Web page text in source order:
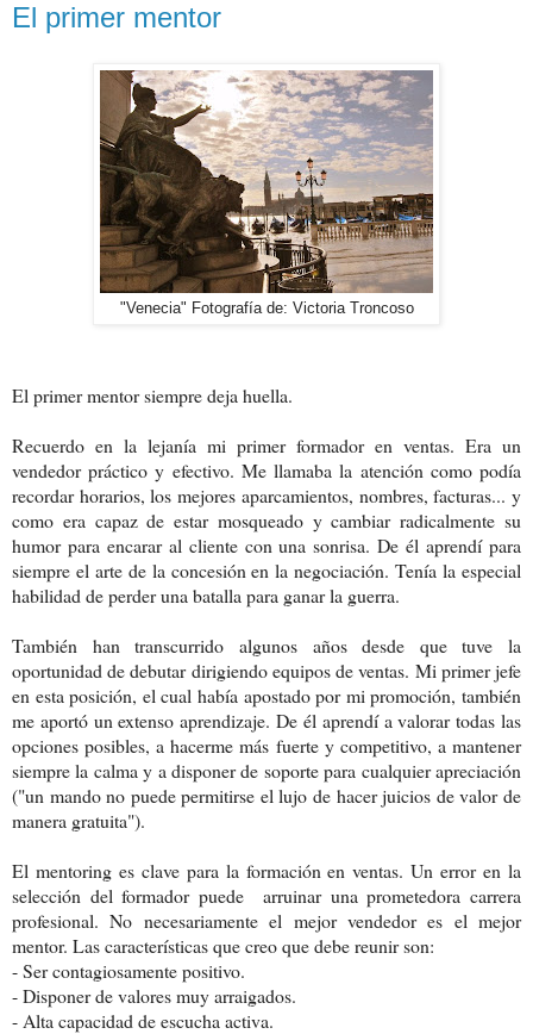
El primer mentor
"Venecia" Fotografía de: Victoria Troncoso
El primer mentor siempre deja huella.
Recuerdo en la lejanía mi primer formador en ventas. Era un
vendedor práctico y efectivo. Me llamaba la atención como podía
recordar horarios, los mejores aparcamientos, nombres, facturas... y
como era capaz de estar mosqueado y cambiar radicalmente su
humor para encarar al cliente con una sonrisa. De él aprendí para
siempre el arte de la concesión en la negociación. Tenía la especial
habilidad de perder una batalla para ganar la guerra.
También han transcurrido algunos años desde que tuve la
oportunidad de debutar dirigiendo equipos de ventas. Mi primer jefe
en esta posición, el cual había apostado por mi promoción, también
me aportó un extenso aprendizaje. De él aprendí a valorar todas las
opciones posibles, a hacerme más fuerte y competitivo, a mantener
siempre la calma y a disponer de soporte para cualquier apreciación
("un mando no puede permitirse el lujo de hacer juicios de valor de
manera gratuita").
El mentoring es clave para la formación en ventas. Un error en la
selección del formador puede arruinar una prometedora carrera
profesional. No necesariamente el mejor vendedor es el mejor
mentor. Las características que creo que debe reunir son:
- Ser contagiosamente positivo.
- Disponer de valores muy arraigados.
- Alta capacidad de escucha activa.